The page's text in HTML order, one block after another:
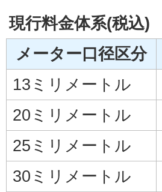
現行料金体系(税込)
メーター口径区分
13ミリメートル
20ミリメートル
25ミリメートル
30ミリメートル